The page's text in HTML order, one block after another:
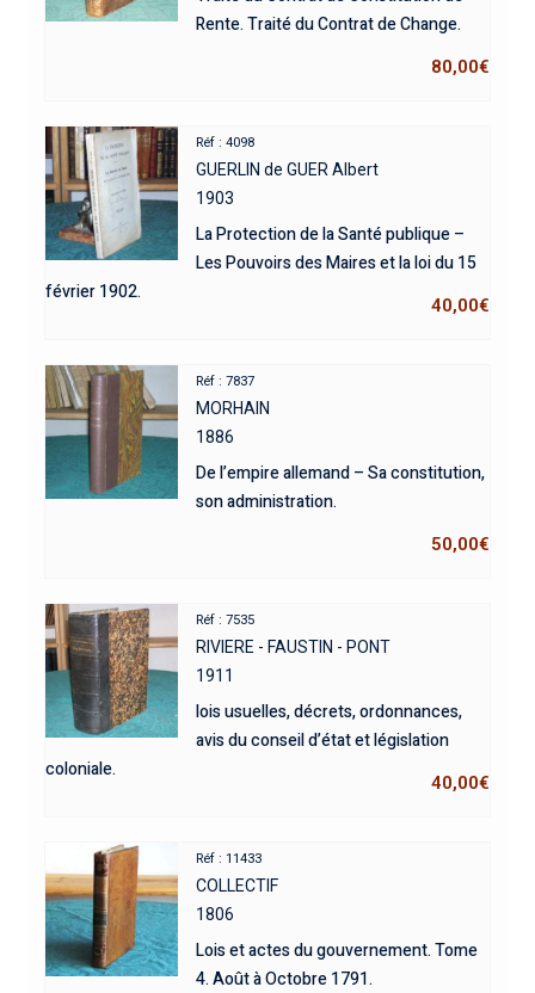
Rente. Traité du Contrat de Change.
80,00€
Réf : 4098
GUERLIN de GUER Albert
1903
La Protection de la Santé publique –
Les Pouvoirs des Maires et la loi du 15
février 1902.
40,00€
Réf : 7837
MORHAIN
1886
De l’empire allemand – Sa constitution,
son administration.
50,00€
Réf : 7535
RIVIERE - FAUSTIN - PONT
1911
lois usuelles, décrets, ordonnances,
avis du conseil d’état et législation
coloniale.
40,00€
Réf : 11433
COLLECTIF
1806
Lois et actes du gouvernement. Tome
4. Août à Octobre 1791.